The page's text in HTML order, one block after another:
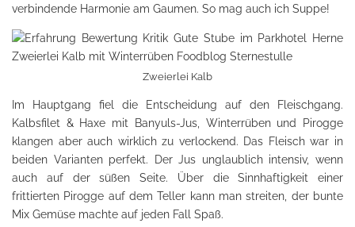
verbindende Harmonie am Gaumen. So mag auch ich Suppe!
Zweierlei Kalb
Im Hauptgang fiel die Entscheidung auf den Fleischgang.
Kalbsfilet & Haxe mit Banyuls-Jus, Winterrüben und Pirogge
klangen aber auch wirklich zu verlockend. Das Fleisch war in
beiden Varianten perfekt. Der Jus unglaublich intensiv, wenn
auch auf der süßen Seite. Über die Sinnhaftigkeit einer
frittierten Pirogge auf dem Teller kann man streiten, der bunte
Mix Gemüse machte auf jeden Fall Spaß.